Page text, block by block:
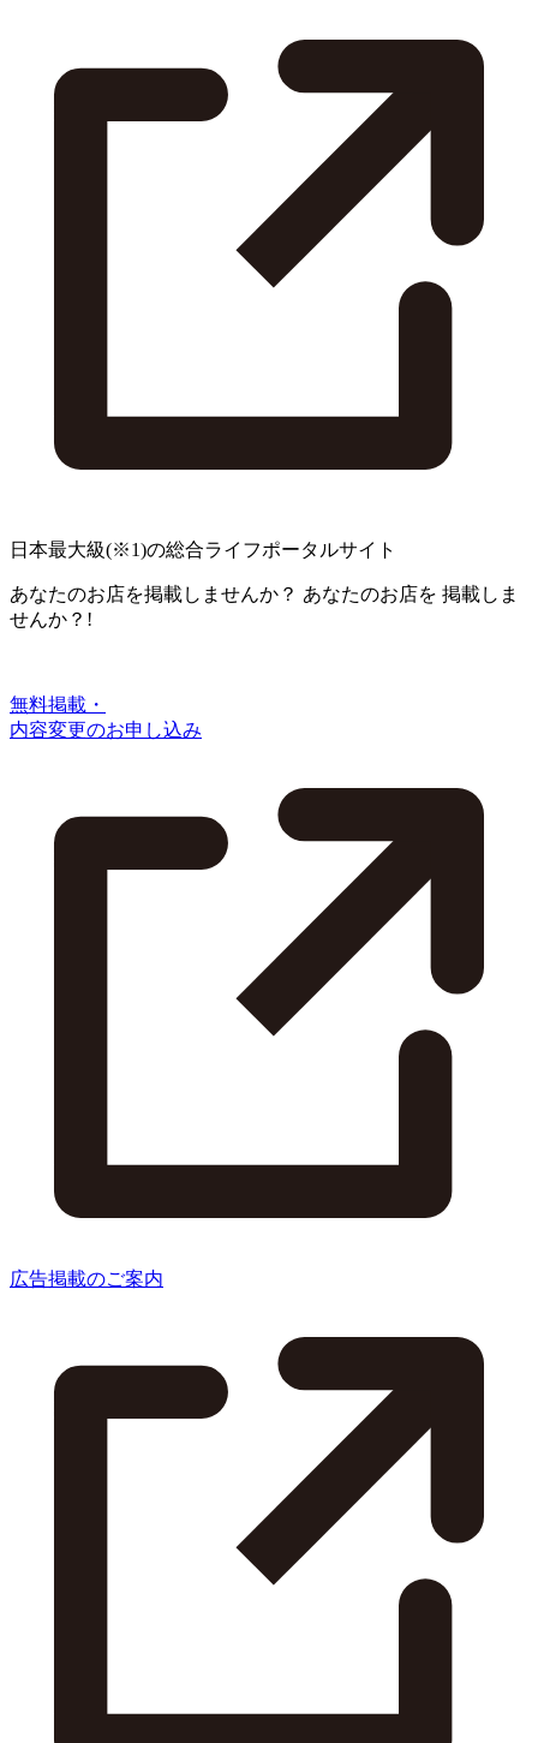
日本最大級(※1)の総合ライフポータルサイト
あなたのお店を掲載しませんか？ あなたのお店を 掲載しま
せんか？!
無料掲載・
内容変更のお申し込み
広告掲載のご案内